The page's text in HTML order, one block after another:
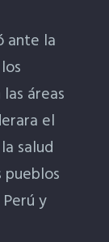
ante la
áreas
el
salud
y